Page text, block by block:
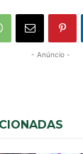
- Anúncio -